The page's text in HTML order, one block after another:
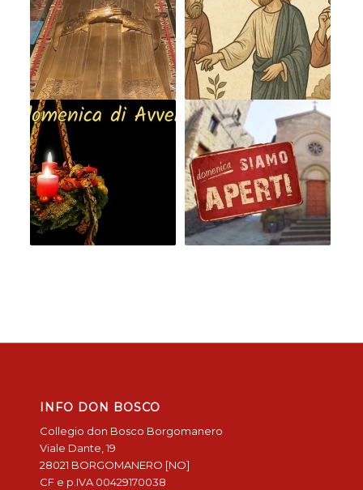
INFO DON BOSCO
Collegio don Bosco Borgomanero
Viale Dante, 19
28021 BORGOMANERO [NO]
CF e p.IVA 00429170038